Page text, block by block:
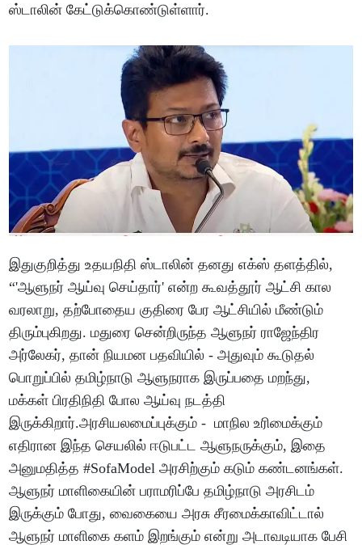
ஸ்டாலின் கேட்டுக்கொண்டுள்ளார்.
இதுகுறித்து உதயநிதி ஸ்டாலின் தனது எக்ஸ் தளத்தில்,
“'ஆளுநர் ஆய்வு செய்தார்' என்ற கூவத்தூர் ஆட்சி கால
வரலாறு, தற்போதைய குதிரை பேர ஆட்சியில் மீண்டும்
திரும்புகிறது. மதுரை சென்றிருந்த ஆளுநர் ராஜேந்திர
அர்லேகர், தான் நியமன பதவியில் - அதுவும் கூடுதல்
பொறுப்பில் தமிழ்நாடு ஆளுநராக இருப்பதை மறந்து,
மக்கள் பிரதிநிதி போல ஆய்வு நடத்தி
இருக்கிறார்.அரசியலமைப்புக்கும் - மாநில உரிமைக்கும்
எதிரான இந்த செயலில் ஈடுபட்ட ஆளுநருக்கும், இதை
அனுமதித்த #SofaModel அரசிற்கும் கடும் கண்டனங்கள்.
ஆளுநர் மாளிகையின் பராமரிப்பே தமிழ்நாடு அரசிடம்
இருக்கும் போது, வைகையை அரசு சீரமைக்காவிட்டால்
ஆளுநர் மாளிகை களம் இறங்கும் என்று அடாவடியாக பேசி